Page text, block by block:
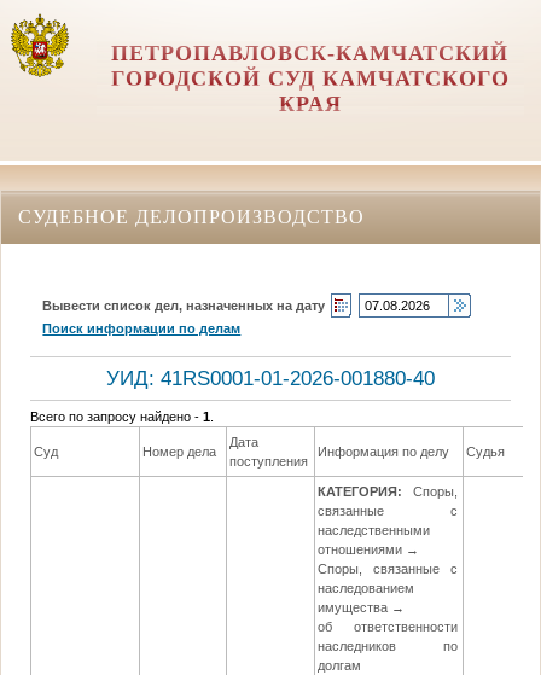
ПЕТРОПАВЛОВСК-КАМЧАТСКИЙ
ГОРОДСКОЙ СУД КАМЧАТСКОГО
КРАЯ
СУДЕБНОЕ ДЕЛОПРОИЗВОДСТВО
Вывести список дел, назначенных на дату
Поиск информации по делам
УИД: 41RS0001-01-2026-001880-40
Всего по запросу найдено -1
Суд Номер дела
Дата
поступления
Информация по делу Судья
КАТЕГОРИЯ:
Споры,
связанные с
наследственными
отношениями →
Споры, связанные с
наследованием
имущества →
об ответственности
наследников по
долгам